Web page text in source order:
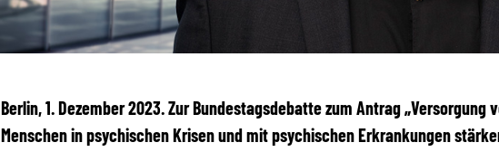
Berlin, 1. Dezember 2023. Zur Bundestagsdebatte zum Antrag „Versorgung
Menschen in psychischen Krisen und mit psychischen Erkrankungen